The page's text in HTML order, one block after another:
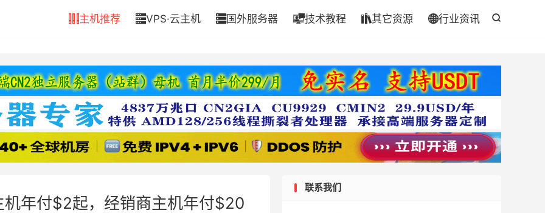

主机推荐 VPS·云主机 国外服务器 技术教程 其它资源 行业资讯
年付$2起，经销商主机年付$20
联系我们